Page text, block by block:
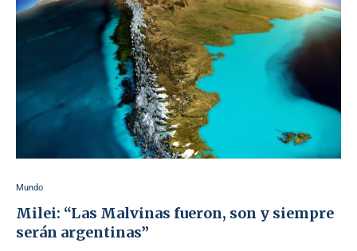
Mundo
Milei: “Las Malvinas fueron, son y siempre
serán argentinas”